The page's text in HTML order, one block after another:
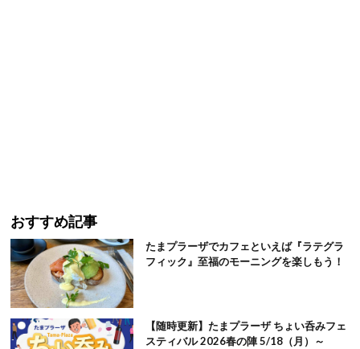
おすすめ記事
たまプラーザでカフェといえば『ラテグラ
フィック』至福のモーニングを楽しもう！
【随時更新】たまプラーザ ちょい呑みフェ
スティバル 2026春の陣 5/18（月）～